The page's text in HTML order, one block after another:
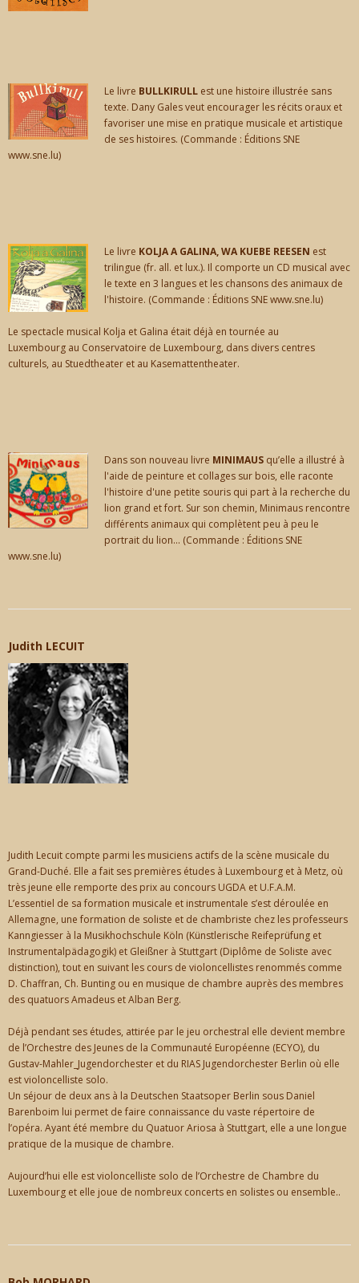
Le livre BULLKIRULL est une histoire illustrée sans
texte. Dany Gales veut encourager les récits oraux et
favoriser une mise en pratique musicale et artistique
de ses histoires. (Commande : Éditions SNE
www.sne.lu)
Le livre KOLJA A GALINA, WA KUEBE REESEN est
trilingue (fr. all. et lux.). Il comporte un CD musical avec
le texte en 3 langues et les chansons des animaux de
l'histoire. (Commande : Éditions SNE www.sne.lu)
Le spectacle musical Kolja et Galina était déjà en tournée au
Luxembourg au Conservatoire de Luxembourg, dans divers centres
culturels, au Stuedtheater et au Kasemattentheater.
Dans son nouveau livre MINIMAUS qu’elle a illustré à
l'aide de peinture et collages sur bois, elle raconte
l'histoire d'une petite souris qui part à la recherche du
lion grand et fort. Sur son chemin, Minimaus rencontre
différents animaux qui complètent peu à peu le
portrait du lion... (Commande : Éditions SNE
www.sne.lu)
Judith LECUIT
Judith Lecuit compte parmi les musiciens actifs de la scène musicale du
Grand-Duché. Elle a fait ses premières études à Luxembourg et à Metz, où
très jeune elle remporte des prix au concours UGDA et U.F.A.M.
L’essentiel de sa formation musicale et instrumentale s’est déroulée en
Allemagne, une formation de soliste et de chambriste chez les professeurs
Kanngiesser à la Musikhochschule Köln (Künstlerische Reifeprüfung et
Instrumentalpädagogik) et Gleißner à Stuttgart (Diplôme de Soliste avec
distinction), tout en suivant les cours de violoncellistes renommés comme
D. Chaffran, Ch. Bunting ou en musique de chambre auprès des membres
des quatuors Amadeus et Alban Berg.
Déjà pendant ses études, attirée par le jeu orchestral elle devient membre
de l’Orchestre des Jeunes de la Communauté Européenne (ECYO), du
Gustav-Mahler_Jugendorchester et du RIAS Jugendorchester Berlin où elle
est violoncelliste solo.
Un séjour de deux ans à la Deutschen Staatsoper Berlin sous Daniel
Barenboim lui permet de faire connaissance du vaste répertoire de
l’opéra. Ayant été membre du Quatuor Ariosa à Stuttgart, elle a une longue
pratique de la musique de chambre.
Aujourd’hui elle est violoncelliste solo de l’Orchestre de Chambre du
Luxembourg et elle joue de nombreux concerts en solistes ou ensemble..